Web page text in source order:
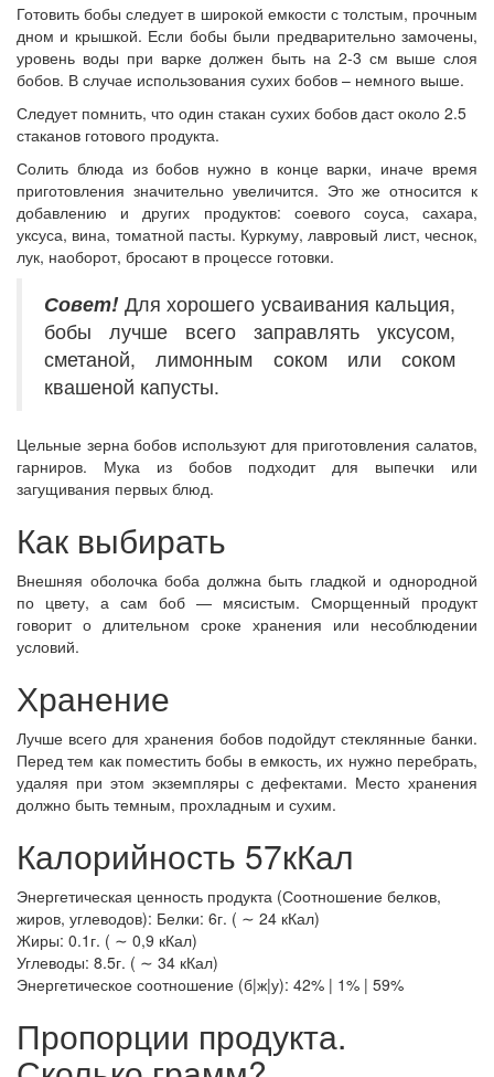
Готовить бобы следует в широкой емкости с толстым, прочным
дном и крышкой. Если бобы были предварительно замочены,
уровень воды при варке должен быть на 2-3 см выше слоя
бобов. В случае использования сухих бобов – немного выше.
Следует помнить, что один стакан сухих бобов даст около 2.5
стаканов готового продукта.
Солить блюда из бобов нужно в конце варки, иначе время
приготовления значительно увеличится. Это же относится к
добавлению и других продуктов: соевого соуса, сахара,
уксуса, вина, томатной пасты. Куркуму, лавровый лист, чеснок,
лук, наоборот, бросают в процессе готовки.
Совет!Для хорошего усваивания кальция,
бобы лучше всего заправлять уксусом,
сметаной, лимонным соком или соком
квашеной капусты.
Цельные зерна бобов используют для приготовления салатов,
гарниров. Мука из бобов подходит для выпечки или
загущивания первых блюд.
Как выбирать
Внешняя оболочка боба должна быть гладкой и однородной
по цвету, а сам боб — мясистым. Сморщенный продукт
говорит о длительном сроке хранения или несоблюдении
условий.
Хранение
Лучше всего для хранения бобов подойдут стеклянные банки.
Перед тем как поместить бобы в емкость, их нужно перебрать,
удаляя при этом экземпляры с дефектами. Место хранения
должно быть темным, прохладным и сухим.
Калорийность 57кКал
Энергетическая ценность продукта (Соотношение белков,
жиров, углеводов): Белки: 6г. ( ∼ 24 кКал)
Жиры: 0.1г. ( ∼ 0,9 кКал)
Углеводы: 8.5г. ( ∼ 34 кКал)
Энергетическое соотношение (б|ж|у): 42% | 1% | 59%
Пропорции продукта.